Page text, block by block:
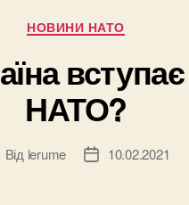
Категорії
НОВИНИ НАТО
НАТО?
Від lerume
Дата10.02.2021